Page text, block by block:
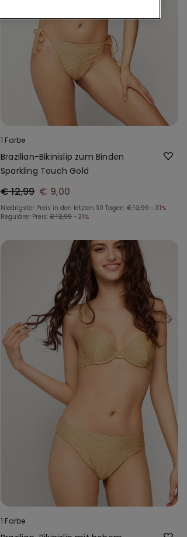
1 Farbe
Brazilian-Bikinislip zum Binden
Sparkling Touch Gold
€ 12,99 € 9,00
Niedrigster Preis in den letzten 30 Tagen: € 12,99 -31%
Regulärer Preis: € 12,99 -31%
1 Farbe